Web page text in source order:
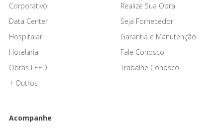
Corporativo
Data Center
Hospitalar
Hotelaria
Obras LEED
+ Outros
Realize Sua Obra
Seja Fornecedor
Garantia e Manutenção
Fale Conosco
Trabalhe Conosco
Acompanhe